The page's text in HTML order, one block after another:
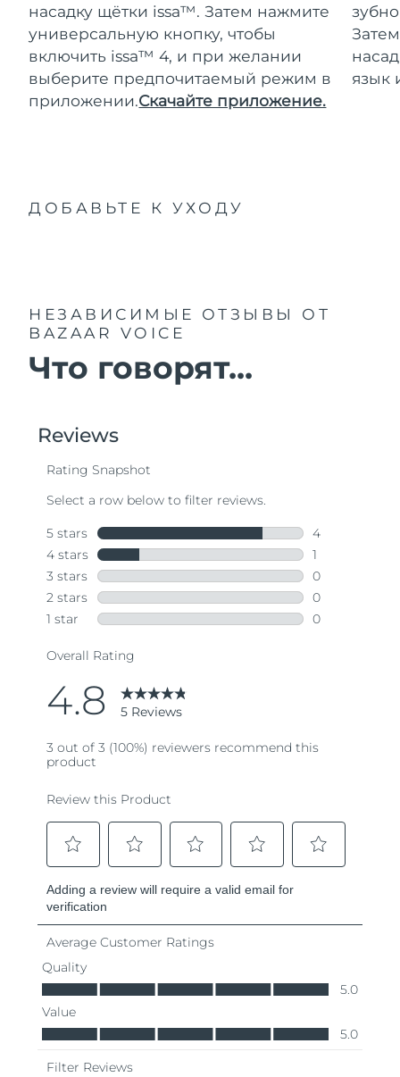
насадку щётки issa™. Затем нажмите
универсальную кнопку, чтобы
включить issa™ 4, и при желании
выберите предпочитаемый режим в
приложении.Скачайте приложение.
язык
ДОБАВЬТЕ К УХОДУ
НЕЗАВИСИМЫЕ ОТЗЫВЫ
ОТ
BAZAAR VOICE
Что говорят...